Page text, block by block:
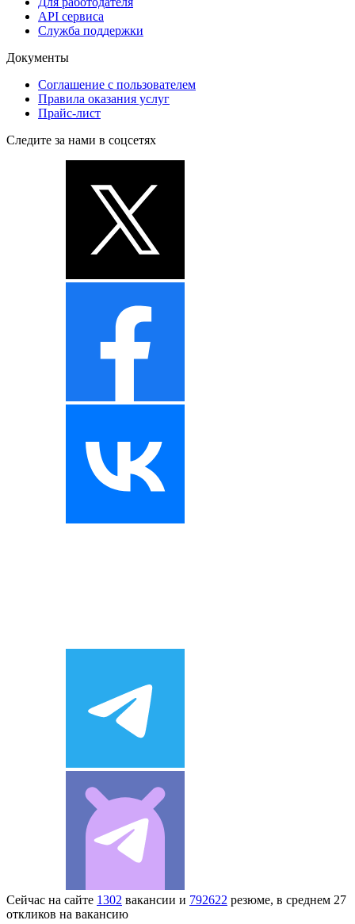
API сервиса
Служба поддержки
Документы
Соглашение с пользователем
Правила оказания услуг
Прайс-лист
Следите за нами в соцсетях
Сейчас на сайте 1302 вакансии и 792622 резюме, в среднем 27
откликов на вакансию